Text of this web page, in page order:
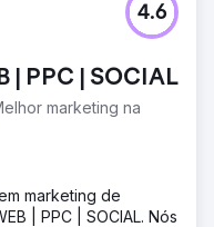
| PPC | SOCIAL
marketing na
4.6
marketing de
| PPC | SOCIAL. Nós